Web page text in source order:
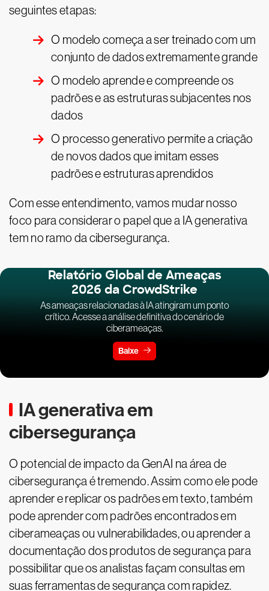
seguintes etapas:
O modelo começa a ser treinado com um
conjunto de dados extremamente grande
O modelo aprende e compreende os
padrões e as estruturas subjacentes nos
dados
O processo generativo permite a criação
de novos dados que imitam esses
padrões e estruturas aprendidos
Com esse entendimento, vamos mudar nosso
foco para considerar o papel que a IA generativa
tem no ramo da cibersegurança.
Relatório Global de Ameaças
2026 da CrowdStrike
As ameaças relacionadas à IA atingiram um ponto
crítico. Acesse a análise definitiva do cenário de
ciberameaças.
Baixe
IA generativa em
cibersegurança
O potencial de impacto da GenAI na área de
cibersegurança é tremendo. Assim como ele pode
aprender e replicar os padrões em texto, também
pode aprender com padrões encontrados em
ciberameaças ou vulnerabilidades, ou aprender a
documentação dos produtos de segurança para
possibilitar que os analistas façam consultas em
suas ferramentas de segurança com rapidez.